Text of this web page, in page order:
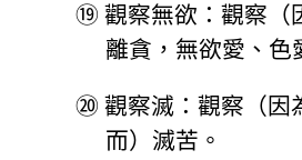
⑲ 觀察無欲：觀察（
離貪，無欲愛、色
⑳ 觀察滅：觀察（因
而）滅苦。